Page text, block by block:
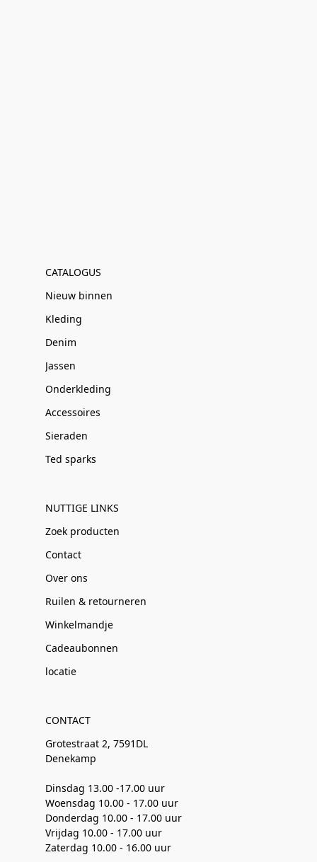
CATALOGUS
Nieuw binnen
Kleding
Denim
Jassen
Onderkleding
Accessoires
Sieraden
Ted sparks
NUTTIGE LINKS
Zoek producten
Contact
Over ons
Ruilen & retourneren
Winkelmandje
Cadeaubonnen
locatie
CONTACT
Grotestraat 2, 7591DL
Denekamp
Dinsdag 13.00 -17.00 uur
Woensdag 10.00 - 17.00 uur
Donderdag 10.00 - 17.00 uur
Vrijdag 10.00 - 17.00 uur
Zaterdag 10.00 - 16.00 uur